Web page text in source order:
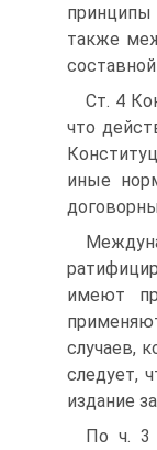
принципы
также
Ст. 4
что
иные
имеют
случаев,
следует,
издание
По ч. 3